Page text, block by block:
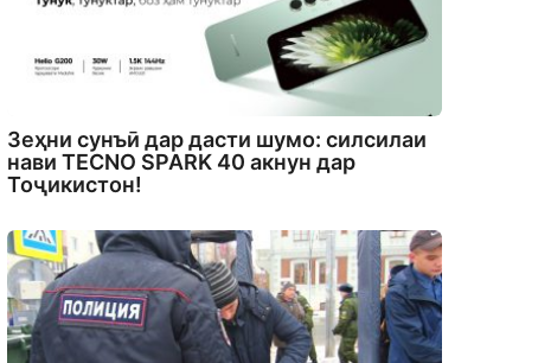
Зеҳни сунъӣ дар дасти шумо: силсилаи
нави TECNO SPARK 40 акнун дар
Тоҷикистон!